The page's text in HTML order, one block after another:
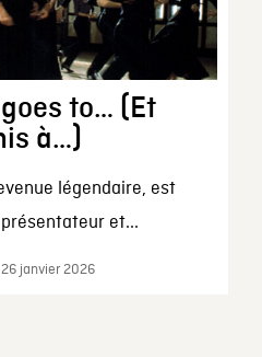
to… (Et
à…)
légendaire, est
et...
janvier 2026